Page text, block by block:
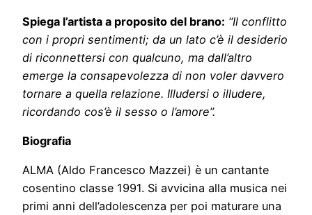
Spiega l’artista a proposito del brano: “Il conflitto
con i propri sentimenti; da un lato c’è il desiderio
di riconnettersi con qualcuno, ma dall’altro
emerge la consapevolezza di non voler davvero
tornare a quella relazione. Illudersi o illudere,
ricordando cos’è il sesso o l’amore”.
Biografia
ALMA (Aldo Francesco Mazzei) è un cantante
cosentino classe 1991. Si avvicina alla musica nei
primi anni dell’adolescenza per poi maturare una